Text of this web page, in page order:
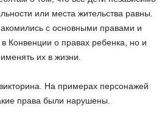
или места жительства равны.
с основными правами и
Конвенции о правах ребенка, но и
их в жизни.
На примерах персонажей
права были нарушены.